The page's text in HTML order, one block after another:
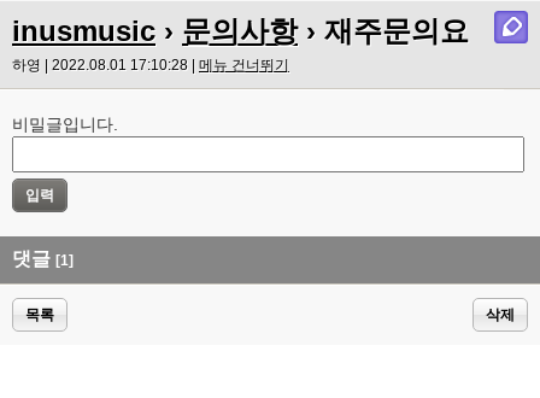
inusmusic › 문의사항› 재주문의요
하영 | 2022.08.01 17:10:28 | 메뉴 건너뛰기
비밀글입니다.
댓글 [1]
목록 삭제